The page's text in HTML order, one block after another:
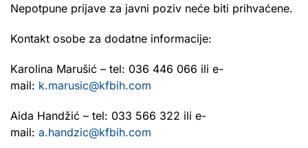
Nepotpune prijave za javni poziv neće biti prihvaćene.
Kontakt osobe za dodatne informacije:
Karolina Marušić – tel: 036 446 066 ili e-
mail: k.marusic@kfbih.com
Aida Handžić – tel: 033 566 322 ili e-
mail: a.handzic@kfbih.com